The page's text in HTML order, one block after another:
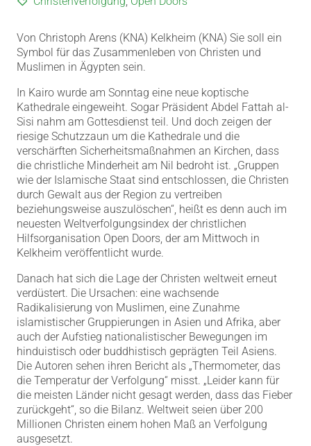
Von Christoph Arens (KNA) Kelkheim (KNA) Sie soll ein
Symbol für das Zusammenleben von Christen und
Muslimen in Ägypten sein.
In Kairo wurde am Sonntag eine neue koptische
Kathedrale eingeweiht. Sogar Präsident Abdel Fattah al-
Sisi nahm am Gottesdienst teil. Und doch zeigen der
riesige Schutzzaun um die Kathedrale und die
verschärften Sicherheitsmaßnahmen an Kirchen, dass
die christliche Minderheit am Nil bedroht ist. „Gruppen
wie der Islamische Staat sind entschlossen, die Christen
durch Gewalt aus der Region zu vertreiben
beziehungsweise auszulöschen“, heißt es denn auch im
neuesten Weltverfolgungsindex der christlichen
Hilfsorganisation Open Doors, der am Mittwoch in
Kelkheim veröffentlicht wurde.
Danach hat sich die Lage der Christen weltweit erneut
verdüstert. Die Ursachen: eine wachsende
Radikalisierung von Muslimen, eine Zunahme
islamistischer Gruppierungen in Asien und Afrika, aber
auch der Aufstieg nationalistischer Bewegungen im
hinduistisch oder buddhistisch geprägten Teil Asiens.
Die Autoren sehen ihren Bericht als „Thermometer, das
die Temperatur der Verfolgung“ misst. „Leider kann für
die meisten Länder nicht gesagt werden, dass das Fieber
zurückgeht“, so die Bilanz. Weltweit seien über 200
Millionen Christen einem hohen Maß an Verfolgung
ausgesetzt.